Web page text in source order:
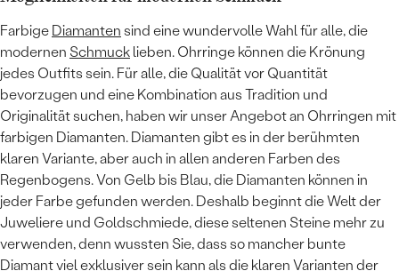
Farbige Diamanten sind eine wundervolle Wahl für alle, die
modernen Schmuck lieben. Ohrringe können die Krönung
jedes Outfits sein. Für alle, die Qualität vor Quantität
bevorzugen und eine Kombination aus Tradition und
Originalität suchen, haben wir unser Angebot an Ohrringen mit
farbigen Diamanten. Diamanten gibt es in der berühmten
klaren Variante, aber auch in allen anderen Farben des
Regenbogens. Von Gelb bis Blau, die Diamanten können in
jeder Farbe gefunden werden. Deshalb beginnt die Welt der
Juweliere und Goldschmiede, diese seltenen Steine mehr zu
verwenden, denn wussten Sie, dass so mancher bunte
Diamant viel exklusiver sein kann als die klaren Varianten der